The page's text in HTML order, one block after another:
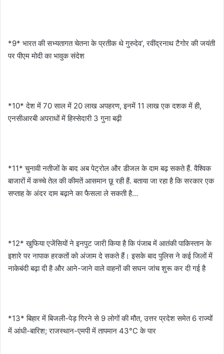
*9* भारत की सभ्यतागत चेतना के प्रतीक थे गुरुदेव’, रवींद्रनाथ टैगोर की जयंती
पर पीएम मोदी का भावुक संदेश
*10* देश में 70 साल में 20 लाख अपहरण, इनमें 11 लाख एक दशक में ही,
एनसीआरबी अपराधों में हिस्सेदारी 3 गुना बढ़ी
*11* चुनावी नतीजों के बाद अब पेट्रोल और डीजल के दाम बढ़ सकते हैं. वैश्विक
बाजारों में कच्चे तेल की कीमतें आसमान छू रही हैं. बताया जा रहा है कि सरकार एक
सप्ताह के अंदर दाम बढ़ाने का फैसला ले सकती है…
*12* खुफिया एजेंसियों ने इनपुट जारी किया है कि पंजाब में आतंकी पाकिस्तान के
इशारे पर नापाक हरकतों को अंजाम दे सकते हैं। इसके बाद पुलिस ने कई जिलों में
नाकेबंदी बढ़ा दी है और आने-जाने वाले वाहनों की सघन जांच शुरू कर दी गई है
*13* बिहार में बिजली-पेड़ गिरने से 9 लोगों की मौत, उत्तर प्रदेश समेत 6 राज्यों
में आंधी-बारिश; राजस्थान-एमपी में तापमान 43°C के पार